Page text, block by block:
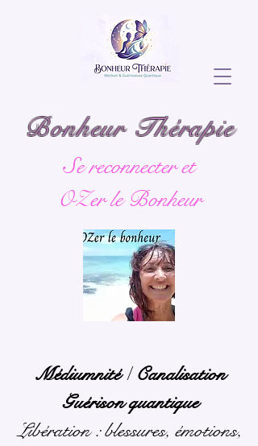
Bonheur Thérapie
Se reconnecter et
OZer le Bonheur
Médiumnité/ Canalisation
Guérison quantique
Libération : blessures, émotions,